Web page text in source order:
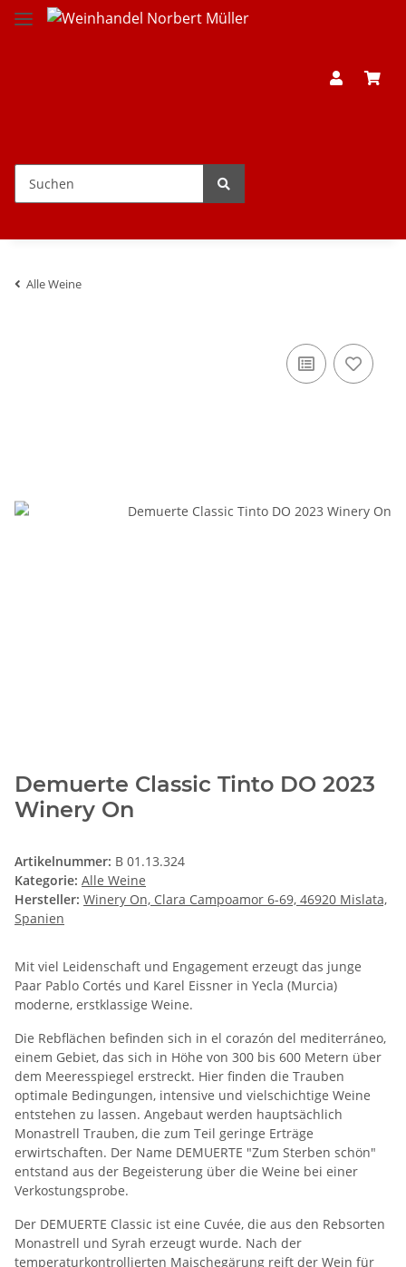
Alle Weine
Demuerte Classic Tinto DO 2023
Winery On
Artikelnummer: B 01.13.324
Kategorie: Alle Weine
Hersteller: Winery On, Clara Campoamor 6-69, 46920 Mislata,
Spanien
Mit viel Leidenschaft und Engagement erzeugt das junge
Paar Pablo Cortés und Karel Eissner in Yecla (Murcia)
moderne, erstklassige Weine.
Die Rebflächen befinden sich in el corazón del mediterráneo,
einem Gebiet, das sich in Höhe von 300 bis 600 Metern über
dem Meeresspiegel erstreckt. Hier finden die Trauben
optimale Bedingungen, intensive und vielschichtige Weine
entstehen zu lassen. Angebaut werden hauptsächlich
Monastrell Trauben, die zum Teil geringe Erträge
erwirtschaften. Der Name DEMUERTE "Zum Sterben schön"
entstand aus der Begeisterung über die Weine bei einer
Verkostungsprobe.
Der DEMUERTE Classic ist eine Cuvée, die aus den Rebsorten
Monastrell und Syrah erzeugt wurde. Nach der
temperaturkontrollierten Maischegärung reift der Wein für